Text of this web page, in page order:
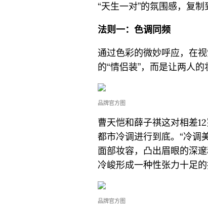
“天生一对”的氛围感，复制
法则一：色调同频
通过色彩的微妙呼应，在
的“情侣装”，而是让两人
品牌官方图
曹天恺和薛子祺这对相差
都市冷调进行到底。“冷调
面部妆容，凸出眉眼的深
冷峻形成一种性张力十足的
品牌官方图